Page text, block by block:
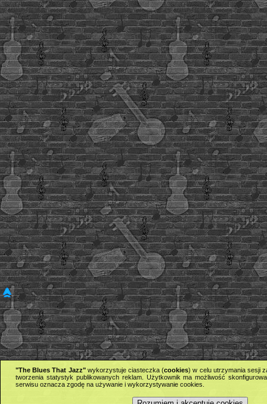
"The Blues That Jazz"wykorzystuje ciasteczka (cookies) w celu utrzymania sesji
tworzenia statystyk publikowanych reklam. Użytkownik ma możliwość
serwisu oznacza zgodę na używanie i wykorzystywanie cookies.